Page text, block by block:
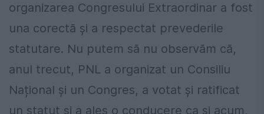
organizarea Congresului Extraordinar a fost
una corectă și a respectat prevederile
statutare. Nu putem să nu observăm că,
anul trecut, PNL a organizat un Consiliu
Național și un Congres, a votat și ratificat
un statut și a ales o conducere ca și acum,